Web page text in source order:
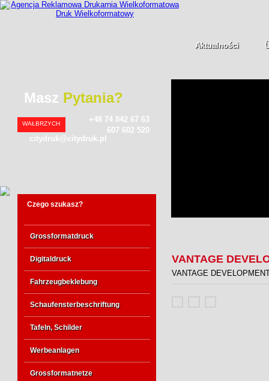
Aktualności
Masz Pytania?
WAŁBRZYCH
+48 74 842 67 63
607 602 520
citydruk@citydruk.pl
Czego szukasz?
Grossformatdruck
Digitaldruck
Fahrzeugbeklebung
Schaufensterbeschriftung
Tafeln, Schilder
Werbeanlagen
Grossformatnetze
VANTAGE
VANTAGE